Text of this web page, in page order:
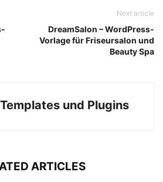
Next article
DreamSalon – WordPress-
Vorlage für Friseursalon und
Beauty Spa
und Plugins
ARTICLES